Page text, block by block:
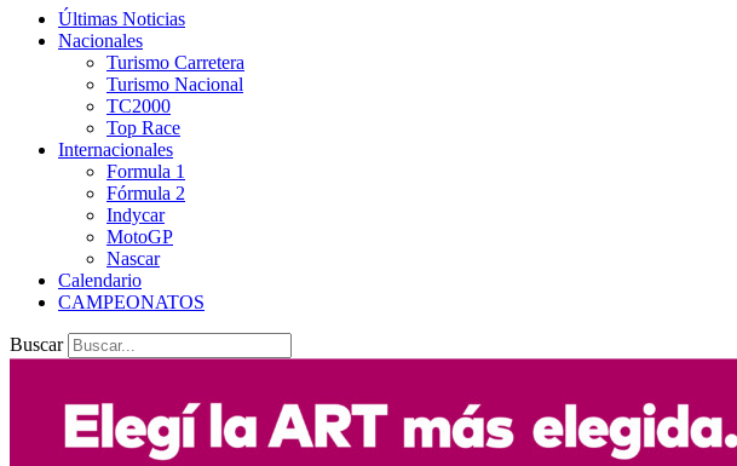
Últimas Noticias
Nacionales
Turismo Carretera
Turismo Nacional
TC2000
Top Race
Internacionales
Formula 1
Fórmula 2
Indycar
MotoGP
Nascar
Calendario
CAMPEONATOS
Buscar